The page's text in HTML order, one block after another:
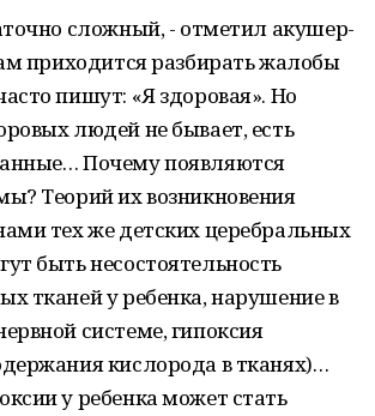
сложный, - отметил акушер-
приходится разбирать жалобы
пишут: «Я здоровая». Но
людей не бывает, есть
Почему появляются
Теорий их возникновения
тех же детских церебральных
быть несостоятельность
тканей у ребенка, нарушение в
системе, гипоксия
кислорода в тканях)…
у ребенка может стать